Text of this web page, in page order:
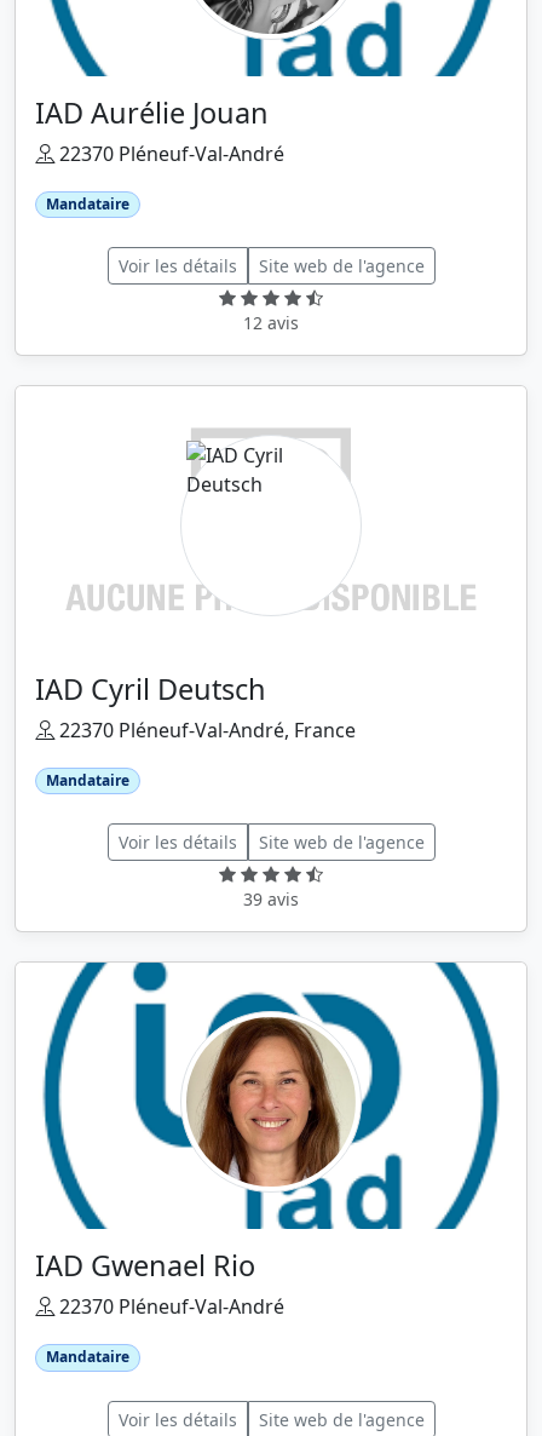
IAD Aurélie Jouan
22370 Pléneuf-Val-André
Mandataire
Voir les détails Site web de l'agence
12 avis
IAD Cyril Deutsch
22370 Pléneuf-Val-André, France
Mandataire
Voir les détails Site web de l'agence
39 avis
IAD Gwenael Rio
22370 Pléneuf-Val-André
Mandataire
Voir les détails Site web de l'agence